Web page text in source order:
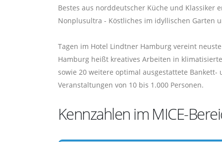
Bestes aus norddeutscher Küche und Klassiker
Nonplusultra - Köstliches im idyllischen Garten
Tagen im Hotel Lindtner Hamburg vereint
Hamburg heißt kreatives Arbeiten in
sowie 20 weitere optimal ausgestattete
Veranstaltungen von 10 bis 1.000 Personen.
Kennzahlen im MICE-